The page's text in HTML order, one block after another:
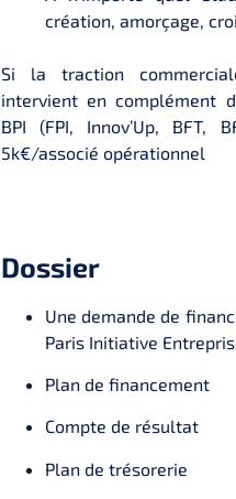
création, amorçage,
Si la traction
intervient en complément
BPI (FPI, Innov’Up,
5k€/associé opérationnel
Dossier
Une demande de
Paris Initiative
Plan de financement
Compte de résultat
Plan de trésorerie